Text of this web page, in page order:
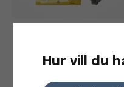
243,75 kr
Hur vill du